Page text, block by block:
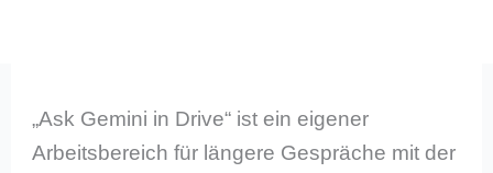
„Ask Gemini in Drive“ ist ein eigener
Arbeitsbereich für längere Gespräche mit der